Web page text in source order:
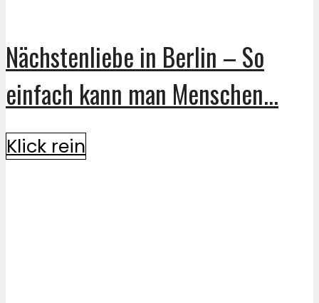
Nächstenliebe in Berlin – So
einfach kann man Menschen...
Klick rein